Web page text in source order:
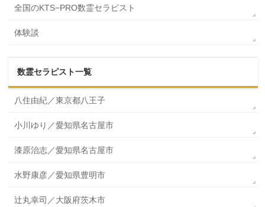
全国のKTS−PRO数霊セラピスト
体験談
数霊セラピスト一覧
八住由紀／東京都八王子
小川ゆり／愛知県名古屋市
漆原治志／愛知県名古屋市
水野康彦／愛知県豊明市
辻丸幸司／大阪府茨木市